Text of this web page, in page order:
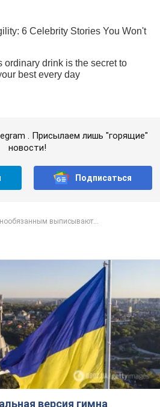
. Присылаем лишь "горящие"
новости!
Подписаться
выписывают...
версия гимна